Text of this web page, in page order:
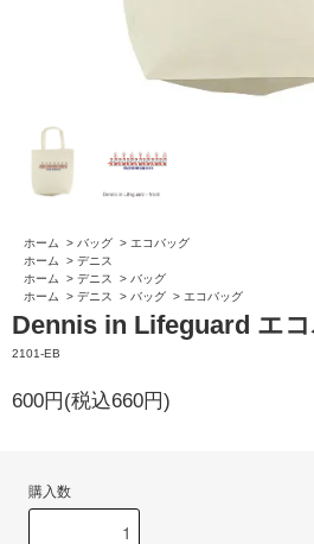
ホーム > バッグ > エコバッグ
ホーム
> デニス
ホーム
> デニス > バッグ
ホーム
> デニス > バッグ > エコバッグ
Dennis in Lifeguard エ
2101-EB
600円(税込660円)
購入数